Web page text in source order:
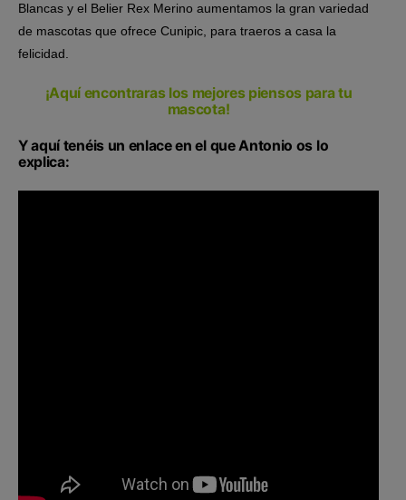
Blancas y el Belier Rex Merino aumentamos la gran variedad
de mascotas que ofrece Cunipic, para traeros a casa la
felicidad.
¡Aquí encontraras los mejores piensos para tu
mascota!
Y aquí tenéis un enlace en el que Antonio os lo
explica: